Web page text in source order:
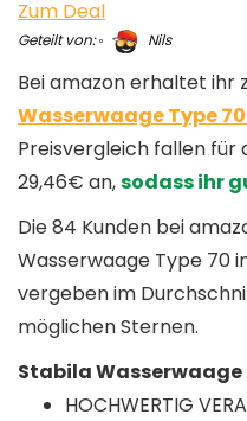
Zum Deal
Geteilt von: Nils
Bei amazon erhaltet ihr
Wasserwaage Type
Preisvergleich fallen für
29,46€ an,sodass ihr
Die 84 Kunden bei
Wasserwaage Type 70
vergeben im
möglichen Sternen.
Stabila Wasserwaage
HOCHWERTIG